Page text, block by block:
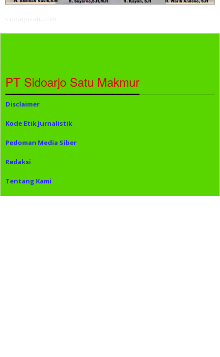
PT Sidoarjo Satu Makmur
Disclaimer
Kode Etik Jurnalistik
Pedoman Media Siber
Redaksi
Tentang Kami